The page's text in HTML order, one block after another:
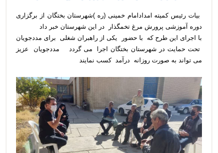
بیات رئیس کمیته امدادامام خمینی (ره )شهرستان بختگان از برگزاری
دوره آموزشی پرورش مرغ تخمگذار در این شهرستان خبر داد
با اجرای این طرح که با حضور یکی از راهبران شغلی برای مددجویان
تحت حمایت در شهرستان بختگان اجرا می گردد مددجویان عزیز
می تواند به صورت روزانه درآمد کسب نمایند